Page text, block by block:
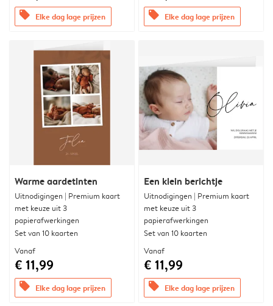
offers Elke dag lage prijzen offers Elke dag lage prijzen
Warme aardetinten
Uitnodigingen | Premium kaart
met keuze uit 3
papierafwerkingen
Set van 10 kaarten
Vanaf
€ 11,99
offers Elke dag lage prijzen
Een klein berichtje
Uitnodigingen | Premium kaart
met keuze uit 3
papierafwerkingen
Set van 10 kaarten
Vanaf
€ 11,99
offers Elke dag lage prijzen